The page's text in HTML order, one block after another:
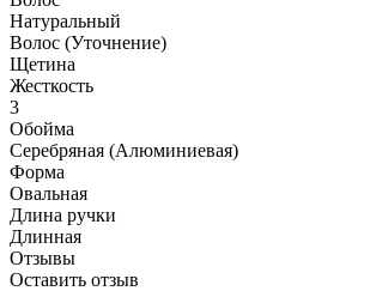
Натуральный
Волос (Уточнение)
Щетина
Жесткость
3
Обойма
Серебряная (Алюминиевая)
Форма
Овальная
Длина ручки
Длинная
Отзывы
Оставить отзыв